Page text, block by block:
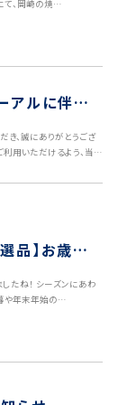
て、岡崎の焼…
ルに伴う、
き、誠にありがとうござ
利用いただけるよう、当
品】お歳暮
たね！ シーズンにあわ
や年末年始の…